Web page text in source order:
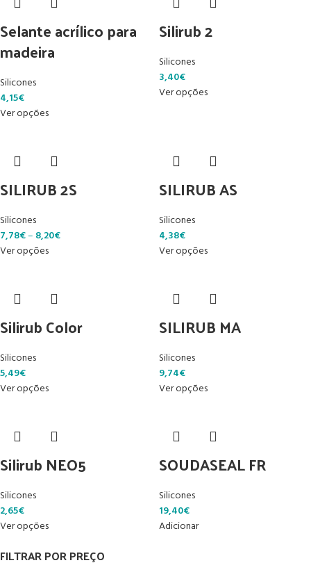
FILTRAR POR PREÇO
Selante acrílico para
madeira
Silicones
4,15€
Ver opções
Silirub 2
Silicones
3,40€
Ver opções
SILIRUB 2S
Silicones
7,78€– 8,20€
Ver opções
SILIRUB AS
Silicones
4,38€
Ver opções
Silirub Color
Silicones
5,49€
Ver opções
SILIRUB MA
Silicones
9,74€
Ver opções
Silirub NEO5
Silicones
2,65€
Ver opções
SOUDASEAL FR
Silicones
19,40€
Adicionar